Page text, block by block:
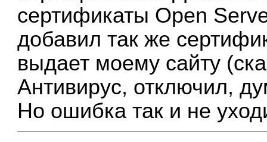
сертификаты Open
добавил так же
выдает моему сайту
Антивирус, отключил,
Но ошибка так и не